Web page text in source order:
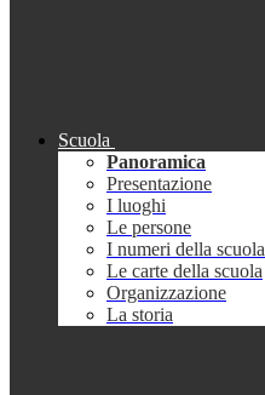
Scuola
Panoramica
Presentazione
I luoghi
Le persone
I numeri della scuola
Le carte della scuola
Organizzazione
La storia